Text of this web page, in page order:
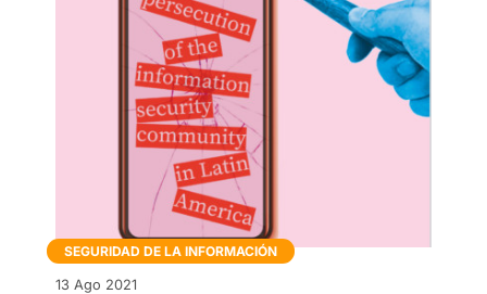
13 Ago 2021
SEGURIDAD DE LA INFORMACIÓN